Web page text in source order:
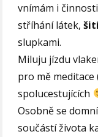
vnímám i
stříhání látek,
slupkami.
Miluju jízdu
pro mě meditace
spolucestujících
Osobně se
součástí života